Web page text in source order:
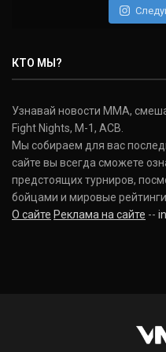
Donald
(36-15-0, 1)
Исраэль
Israel
(19-0-0, 0)
КТО МЫ?
Узнавай новости ММА,
Fight Nights, M-1, ACB.
Мы собираем для вас
сайте вы всегда сможете
предстоящих турниров,
бойцами и мировые
О сайте Реклама на сайте --